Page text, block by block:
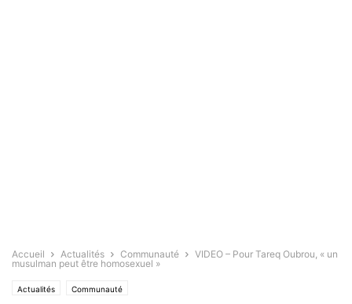
Accueil Actualités Communauté
VIDEO – Pour Tareq Oubrou, « un
musulman peut être homosexuel »
Actualités Communauté